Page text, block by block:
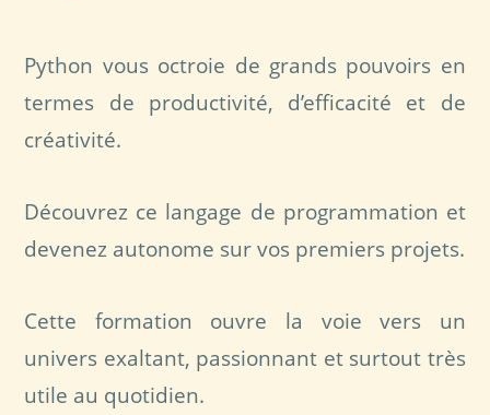
Python vous octroie de grands pouvoirs en
termes de productivité, d’efficacité et de
créativité.
Découvrez ce langage de programmation et
devenez autonome sur vos premiers projets.
Cette formation ouvre la voie vers un
univers exaltant, passionnant et surtout très
utile au quotidien.